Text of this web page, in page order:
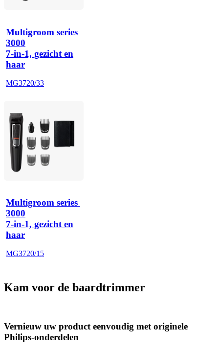
Multigroom series
3000
7-in-1, gezicht en
haar
MG3720/33
Multigroom series
3000
7-in-1, gezicht en
haar
MG3720/15
Kam voor de baardtrimmer
Vernieuw uw product eenvoudig met originele
Philips-onderdelen